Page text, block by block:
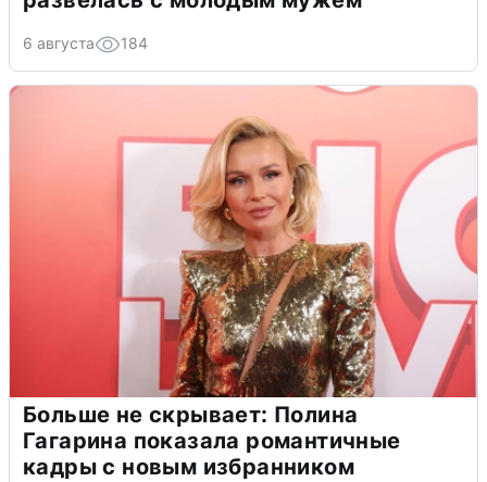
6 августа 184
Больше не скрывает: Полина
Гагарина показала романтичные
кадры с новым избранником